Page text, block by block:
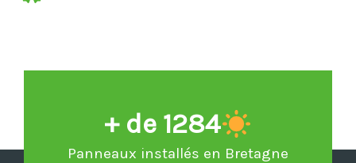
+ de 1284
Panneaux installés en Bretagne